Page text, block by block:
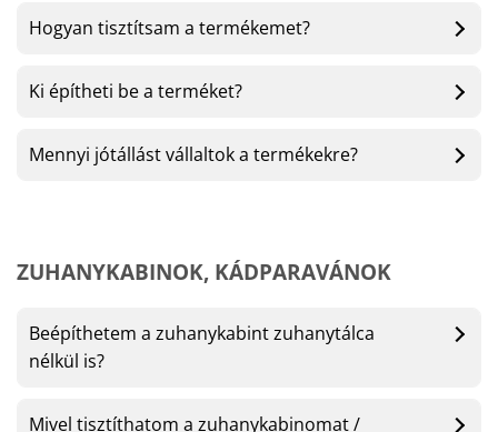
Hogyan tisztítsam a termékemet?
Ki építheti be a terméket?
Mennyi jótállást vállaltok a termékekre?
ZUHANYKABINOK, KÁDPARAVÁNOK
Beépíthetem a zuhanykabint zuhanytálca
nélkül is?
Mivel tisztíthatom a zuhanykabinomat /